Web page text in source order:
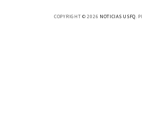
COPYRIGHT ©2026 NOTICIAS USFQ.